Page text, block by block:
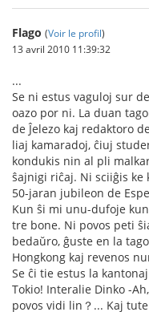
Flago (Voir le profil)
13 avril 2010 11:39:32
...
Se ni estus vaguloj sur
oazo por ni. La duan
de Ĵelezo kaj redaktoro
liaj kamaradoj, ĉiuj
kondukis nin al pli
ŝajnigi riĉaj. Ni sciiĝis ke
50-jaran jubileon de
Kun ŝi mi unu-dufoje
tre bone. Ni povos peti
bedaŭro, ĝuste en la
Hongkong kaj revenos
Se ĉi tie estus la
Tokio! Interalie Dinko -
povos vidi lin？... Kaj